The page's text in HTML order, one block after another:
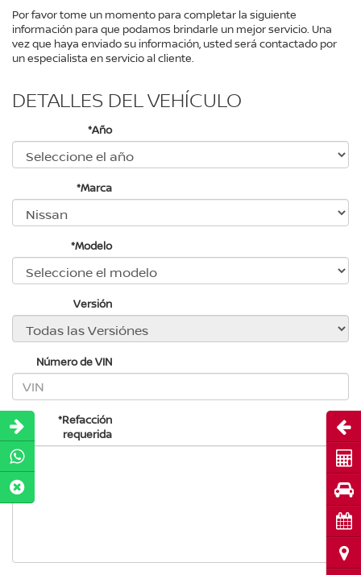
Por favor tome un momento para completar la siguiente
información para que podamos brindarle un mejor servicio. Una
vez que haya enviado su información, usted será contactado por
un especialista en servicio al cliente.
DETALLES DEL VEHÍCULO
*Año
*Marca
*Modelo
Versión
Número de VIN
*Refacción
requerida